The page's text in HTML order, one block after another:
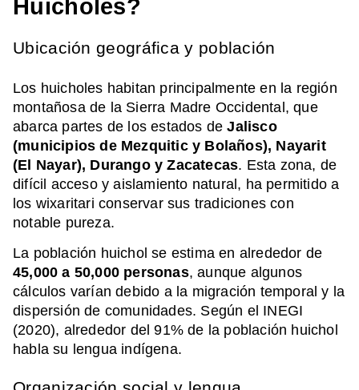
Huicholes?
Ubicación geográfica y población
Los huicholes habitan principalmente en la región
montañosa de la Sierra Madre Occidental, que
abarca partes de los estados deJalisco
(municipios de Mezquitic y Bolaños), Nayarit
(El Nayar), Durango y Zacatecas. Esta zona, de
difícil acceso y aislamiento natural, ha permitido a
los wixaritari conservar sus tradiciones con
notable pureza.
La población huichol se estima en alrededor de
45,000 a 50,000 personas, aunque algunos
cálculos varían debido a la migración temporal y la
dispersión de comunidades. Según el INEGI
(2020), alrededor del 91% de la población huichol
habla su lengua indígena.